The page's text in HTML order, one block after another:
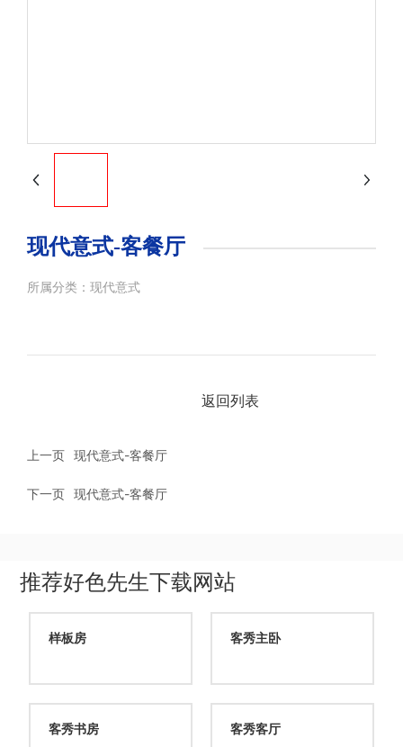
现代意式-客餐厅
所属分类： 现代意式
返回列表
上一页 现代意式-客餐厅
下一页 现代意式-客餐厅
推荐好色先生下载网站
样板房 客秀主卧
客秀书房 客秀客厅